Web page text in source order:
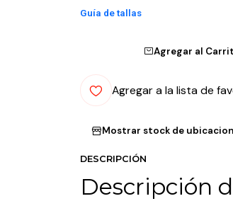
Guía de tallas
Agregar al
Agregar a la lista de
Mostrar stock de
DESCRIPCIÓN
Descripción